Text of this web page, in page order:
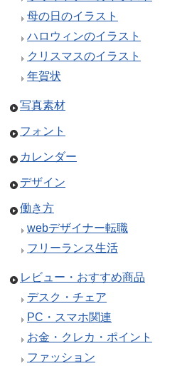
母の日のイラスト
ハロウィンのイラスト
クリスマスのイラスト
年賀状
写真素材
フォント
カレンダー
デザイン
働き方
webデザイナー転職
フリーランス生活
レビュー・おすすめ商品
デスク・チェア
PC・スマホ関連
お金・クレカ・ポイント
ファッション